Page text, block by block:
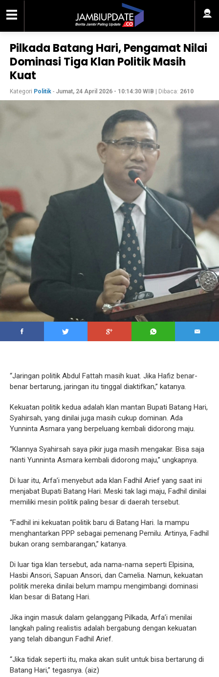
Pilkada Batang Hari, Pengamat Nilai
Dominasi Tiga Klan Politik Masih
Kuat
Kategori Politik - Jumat, 24 April 2026 - 10:14:30 WIB | Dibaca: 2610
“Jaringan politik Abdul Fattah masih kuat. Jika Hafiz benar-
benar bertarung, jaringan itu tinggal diaktifkan,” katanya.
Kekuatan politik kedua adalah klan mantan Bupati Batang Hari,
Syahirsah, yang dinilai juga masih cukup dominan. Ada
Yunninta Asmara yang berpeluang kembali didorong maju.
“Klannya Syahirsah saya pikir juga masih mengakar. Bisa saja
nanti Yunninta Asmara kembali didorong maju,” ungkapnya.
Di luar itu, Arfa’i menyebut ada klan Fadhil Arief yang saat ini
menjabat Bupati Batang Hari. Meski tak lagi maju, Fadhil dinilai
memiliki mesin politik paling besar di daerah tersebut.
“Fadhil ini kekuatan politik baru di Batang Hari. Ia mampu
menghantarkan PPP sebagai pemenang Pemilu. Artinya, Fadhil
bukan orang sembarangan,” katanya.
Di luar tiga klan tersebut, ada nama-nama seperti Elpisina,
Hasbi Ansori, Sapuan Ansori, dan Camelia. Namun, kekuatan
politik mereka dinilai belum mampu mengimbangi dominasi
klan besar di Batang Hari.
Jika ingin masuk dalam gelanggang Pilkada, Arfa’i menilai
langkah paling realistis adalah bergabung dengan kekuatan
yang telah dibangun Fadhil Arief.
“Jika tidak seperti itu, maka akan sulit untuk bisa bertarung di
Batang Hari,” tegasnya. (aiz)